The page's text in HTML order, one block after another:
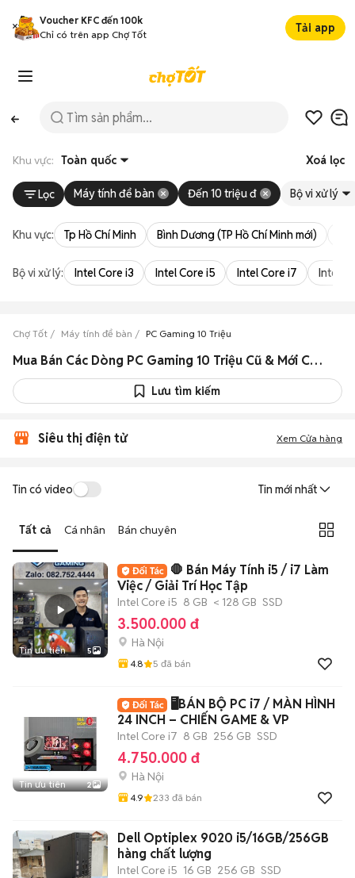
Voucher KFC đến 100k
Chỉ có trên app Chợ Tốt
Tải app
Khu vực: Toàn quốc Xoá lọc
Lọc Máy tính để bàn Đến 10 triệu đ Bộ vi xử lý
Khu vực: Tp Hồ Chí Minh Bình Dương (TP Hồ Chí Minh mới)
Bộ vi xử lý: Intel Core i3 Intel Core i5 Intel Core i7 Intel
Chợ Tốt Máy tính để bàn PC Gaming 10 Triệu
Mua Bán Các Dòng PC Gaming 10 Triệu Cũ & Mới Chính Hãng Giá Rẻ
Lưu tìm kiếm
Siêu thị điện tử Xem Cửa hàng
Tin có video Tin mới nhất
Tất cả Cá nhân Bán chuyên
Tin ưu tiên 5
🛑 Bán Máy Tính i5 / i7 Làm
Việc / Giải Trí Học Tập
Intel Core i5 8 GB < 128 GB SSD
3.500.000 đ
Hà Nội
4.8 5 đã bán
Tin ưu tiên 2
🖥️BÁN BỘ PC i7 / MÀN HÌNH
24 INCH – CHIẾN GAME & VP
Intel Core i7 8 GB 256 GB SSD
4.750.000 đ
Hà Nội
4.9 233 đã bán
Dell Optiplex 9020 i5/16GB/256GB
hàng chất lượng
Intel Core i5 16 GB 256 GB SSD